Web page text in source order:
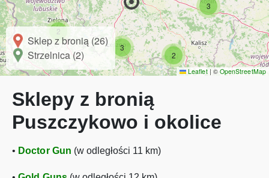
2
3
2
3
Sklep z bronią (26)
Strzelnica (2)
Leaflet | © OpenStreetMap
Sklepy z bronią
Puszczykowo i okolice
• Doctor Gun (w odległości 11 km)